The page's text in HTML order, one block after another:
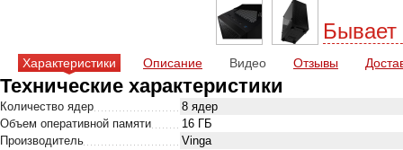
Характеристики Описание Видео Отзывы
Технические характеристики
Количество ядер
8 ядер
Объем оперативной памяти
16 ГБ
Производитель
Vinga